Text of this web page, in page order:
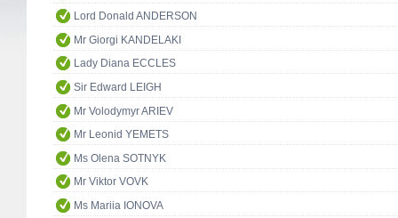
Lord Donald ANDERSON
Mr Giorgi KANDELAKI
Lady Diana ECCLES
Sir Edward LEIGH
Mr Volodymyr ARIEV
Mr Leonid YEMETS
Ms Olena SOTNYK
Mr Viktor VOVK
Ms Mariia IONOVA